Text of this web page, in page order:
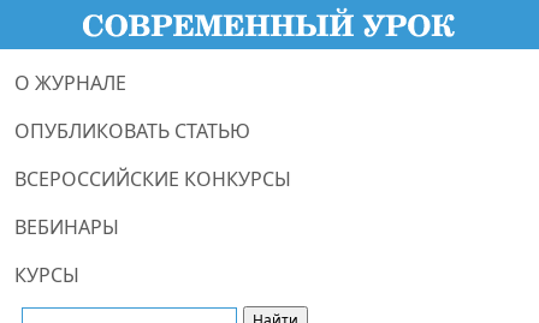
О ЖУРНАЛЕ
ОПУБЛИКОВАТЬ СТАТЬЮ
ВСЕРОССИЙСКИЕ КОНКУРСЫ
ВЕБИНАРЫ
КУРСЫ